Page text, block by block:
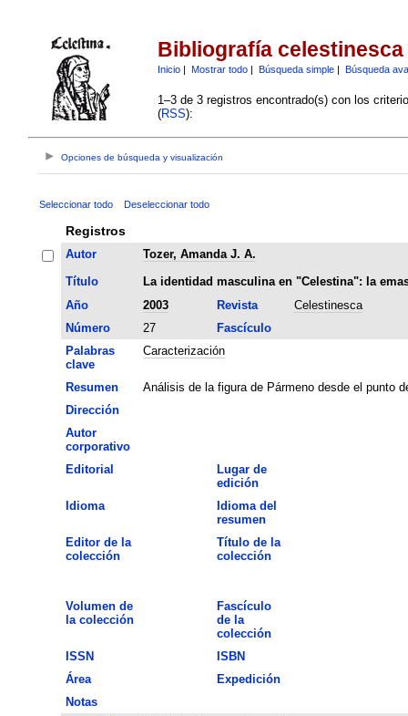
Bibliografía celestinesca
Inicio| Mostrar todo| Búsqueda simple| Búsqueda
1–3 de 3 registros encontrado(s) con los
(RSS):
Opciones de búsqueda y visualización
Seleccionar todo Deseleccionar todo
Registros
Autor
Tozer, Amanda J. A.
Título
La identidad masculina en "Celestina": la
Año
2003 Revista
Celestinesca
Número
27
Fascículo
Palabras
clave
Caracterización
Resumen
Análisis de la figura de Pármeno desde el punto
Dirección
Autor
corporativo
Editorial
Lugar de
edición
Idioma
Idioma del
resumen
Editor de la
colección
Título de la
colección
Volumen de
la colección
Fascículo
de la
colección
ISSN
ISBN
Área
Expedición
Notas